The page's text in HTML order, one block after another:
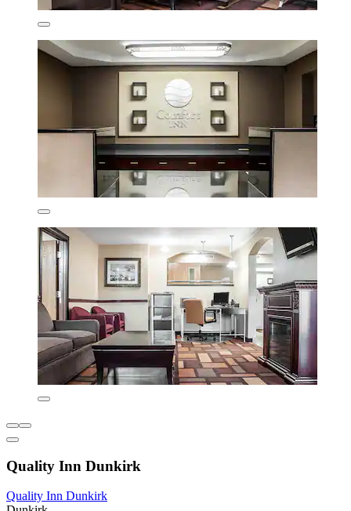
Quality Inn Dunkirk
Quality Inn Dunkirk